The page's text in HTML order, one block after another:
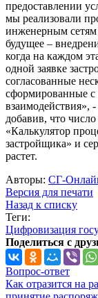
предоставлении
мы реализовали
инженерным
будущее –
когда на каждом
одной заявке
согласованные
сформированные
взаимодействия»,
добавив, что
«Калькулятор
застройщика» и
растет.
Авторы: СГ-
Версия для печати
Назад к списку
Теги:
Цифровизация
Поделиться с
Вопрос-ответ
Как отразится на